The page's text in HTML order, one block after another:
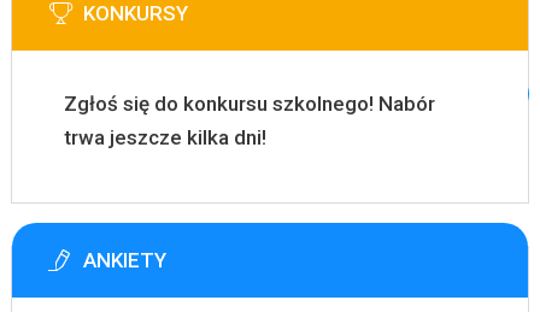
KONKURSY
Zgłoś się do konkursu szkolnego! Nabór
trwa jeszcze kilka dni!
ANKIETY